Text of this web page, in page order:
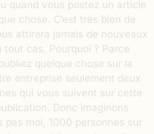
quand vous postez un article
chose. C’est très bien de
attirera jamais de nouveaux
cas. Pourquoi ? Parce
quelque chose sur la
entreprise seulement deux
qui vous suivent sur cette
Donc imaginons
pas moi, 1000 personnes sur